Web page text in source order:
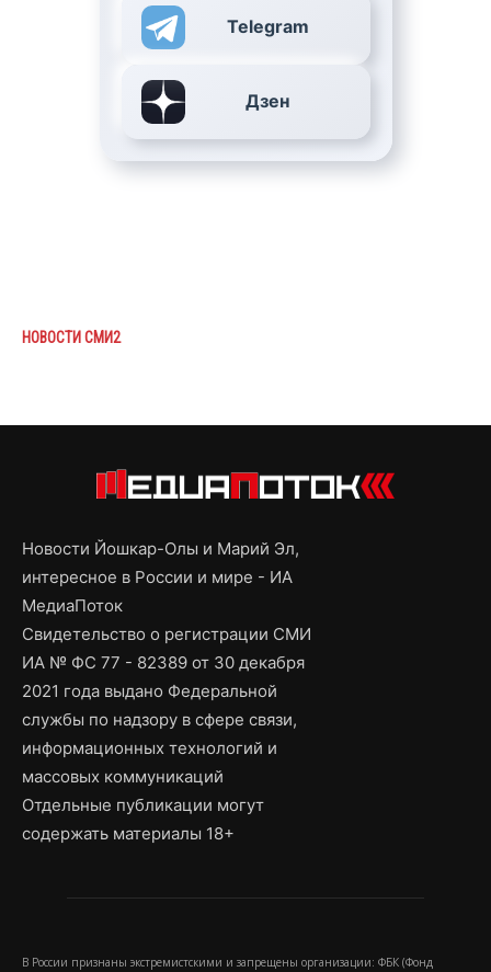
Telegram
Дзен
НОВОСТИ СМИ2
Новости Йошкар-Олы и Марий Эл,
интересное в России и мире - ИА
МедиаПоток
Свидетельство о регистрации СМИ
ИА № ФС 77 - 82389 от 30 декабря
2021 года выдано Федеральной
службы по надзору в сфере связи,
информационных технологий и
массовых коммуникаций
Отдельные публикации могут
содержать материалы 18+
В России признаны экстремистскими и запрещены организации: ФБК (Фонд